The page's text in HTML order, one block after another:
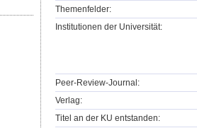
Themenfelder:
Institutionen der Universität:
Peer-Review-Journal:
Verlag:
Titel an der KU entstanden: